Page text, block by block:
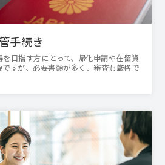
手続き
を目指す方にとって、帰化申請や在留資
すが、必要書類が多く、審査も厳格で